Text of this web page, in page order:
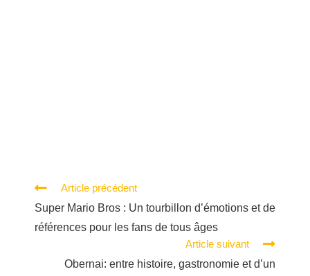
Article précédent
Super Mario Bros : Un tourbillon d’émotions et de
références pour les fans de tous âges
Article suivant
Obernai: entre histoire, gastronomie et d’un